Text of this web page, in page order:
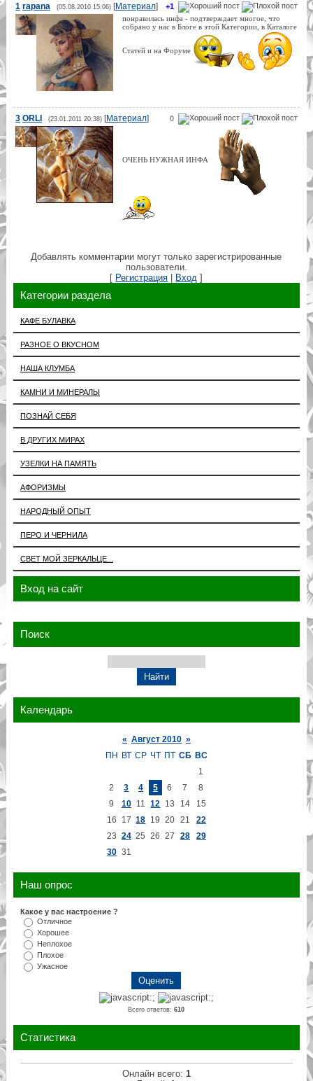
+1
1 rapana (05.08.2010 15:06)[Материал]
понравилась инфа - подтверждает многое, что
собрано у нас в Блоге в этой Категории, в Каталоге
Статей и на Форуме
0
3 ORLI (23.01.2011 20:38)[Материал]
ОЧЕНЬ НУЖНАЯ ИНФА
Добавлять комментарии могут только зарегистрированные
пользователи.
[ Регистрация | Вход ]
Категории раздела
КАФЕ БУЛАВКА
РАЗНОЕ О ВКУСНОМ
НАША КЛУМБА
КАМНИ И МИНЕРАЛЫ
ПОЗНАЙ СЕБЯ
В ДРУГИХ МИРАХ
УЗЕЛКИ НА ПАМЯТЬ
АФОРИЗМЫ
НАРОДНЫЙ ОПЫТ
ПЕРО И ЧЕРНИЛА
СВЕТ МОЙ ЗЕРКАЛЬЦЕ...
Вход на сайт
Поиск
Календарь
« Август 2010 »
ПН ВТ СР ЧТ ПТ СБ ВС
1
2
3 4 5 6 7
8
9
10 11 12 13 14
15
16
17 18 19 20 21
22
23 24 25 26 27 28
29
30 31
Наш опрос
Какое у вас настроение ?
Отличное
Хорошее
Неплохое
Плохое
Ужасное
Всего ответов:610
Статистика
Онлайн всего: 1